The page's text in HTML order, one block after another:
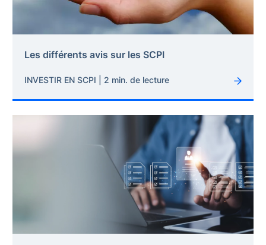
Les différents avis sur les SCPI
INVESTIR EN SCPI | 2 min. de lecture